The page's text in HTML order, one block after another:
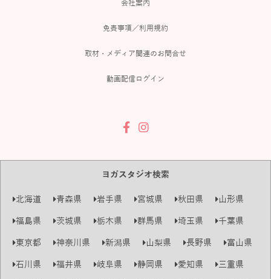
会社案内
免責事項／利用規約
取材・メディア関連のお問合せ
動画配信ログイン
ヨガスタジオ検索
北海道 青森県 岩手県 宮城県 秋田県
山形県
福島県
茨城県 栃木県 群馬県 埼玉県
千葉県
東京都
神奈川県 新潟県 山梨県 長野県
富山県
石川県
福井県 岐阜県 静岡県 愛知県
三重県